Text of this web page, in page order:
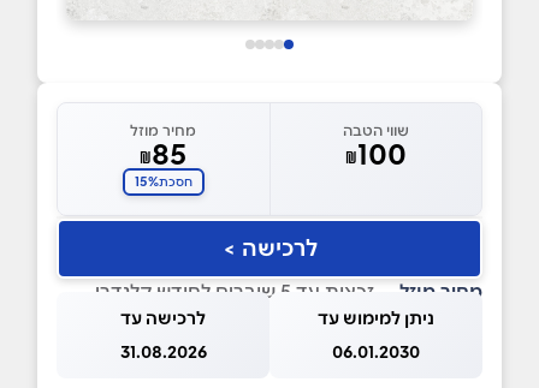
שווי הטבה
₪100
מחיר מוזל
₪85
חסכת15%
לרכישה >
מחיר מוזל — זכאות עד 5 שוברים לחודש קלנדרי
ניתן למימוש עד
06.01.2030
לרכישה עד
31.08.2026